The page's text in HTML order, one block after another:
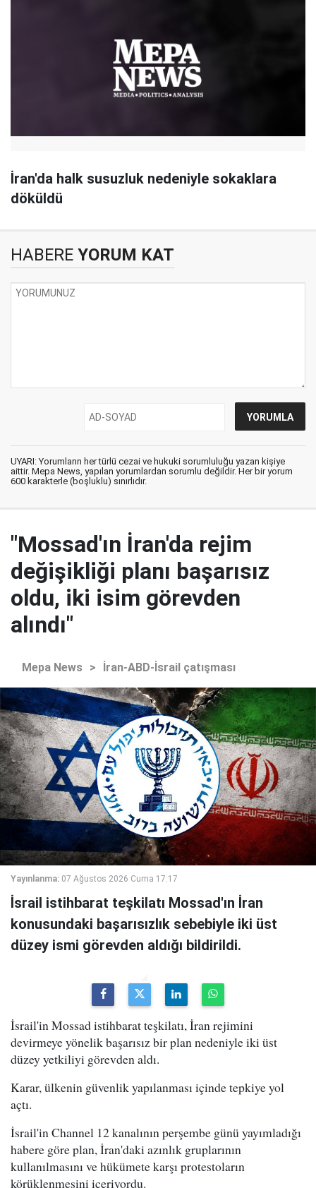
İran'da halk susuzluk nedeniyle sokaklara
döküldü
HABERE YORUM KAT
UYARI: Yorumların her türlü cezai ve hukuki sorumluluğu yazan kişiye
aittir. Mepa News, yapılan yorumlardan sorumlu değildir. Her bir yorum
600 karakterle (boşluklu) sınırlıdır.
"Mossad'ın İran'da rejim
değişikliği planı başarısız
oldu, iki isim görevden
alındı"
Mepa News > İran-ABD-İsrail çatışması
Yayınlanma: 07 Ağustos 2026 Cuma 17:17
İsrail istihbarat teşkilatı Mossad'ın İran
konusundaki başarısızlık sebebiyle iki üst
düzey ismi görevden aldığı bildirildi.
İsrail'in Mossad istihbarat teşkilatı, İran rejimini
devirmeye yönelik başarısız bir plan nedeniyle iki üst
düzey yetkiliyi görevden aldı.
Karar, ülkenin güvenlik yapılanması içinde tepkiye yol
açtı.
İsrail'in Channel 12 kanalının perşembe günü yayımladığı
habere göre plan, İran'daki azınlık gruplarının
kullanılmasını ve hükümete karşı protestoların
körüklenmesini içeriyordu.